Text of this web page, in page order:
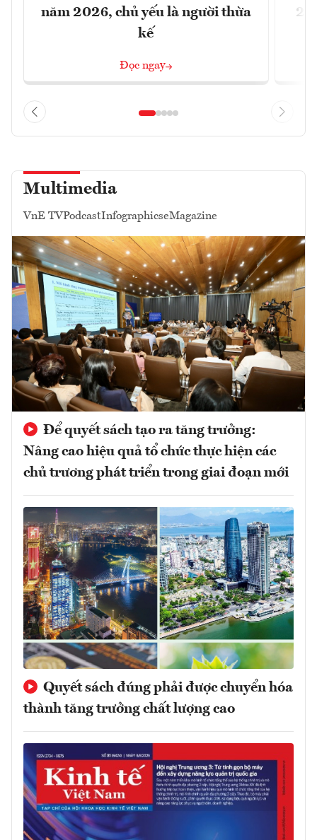
năm 2026, chủ yếu là người thừa
kế
Đọc ngay
Multimedia
VnE TVPodcastInfographicseMagazine
Để quyết sách tạo ra tăng trưởng:
Nâng cao hiệu quả tổ chức thực hiện các
chủ trương phát triển trong giai đoạn mới
Quyết sách đúng phải được chuyển hóa
thành tăng trưởng chất lượng cao